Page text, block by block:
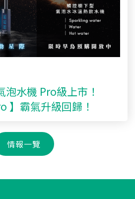
泡水機 Pro級上市！
】霸氣升級回歸！
情報一覽